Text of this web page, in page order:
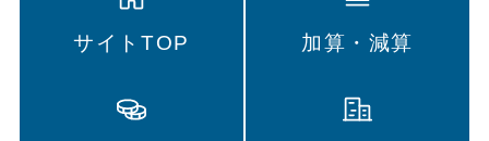
サイトTOP 加算・減算